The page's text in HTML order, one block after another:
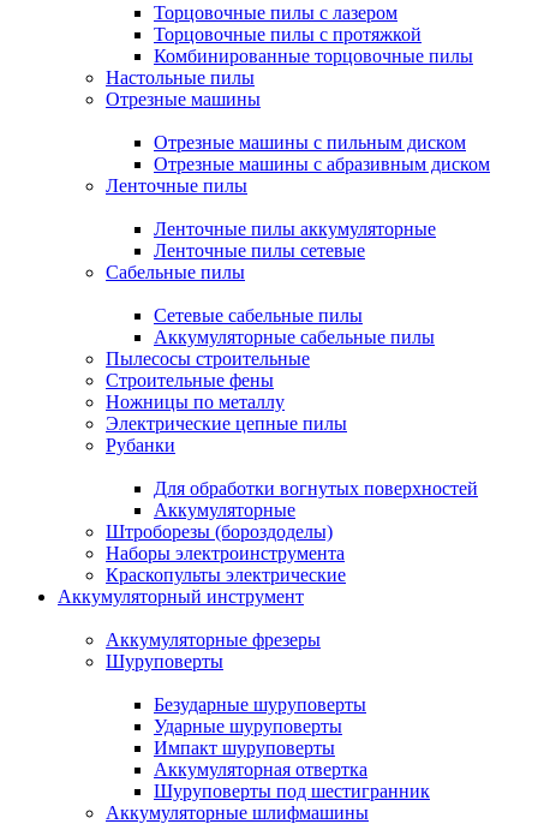
Торцовочные пилы с лазером
Торцовочные пилы с протяжкой
Комбинированные торцовочные пилы
Настольные пилы
Отрезные машины
Отрезные машины с пильным диском
Отрезные машины с абразивным диском
Ленточные пилы
Ленточные пилы аккумуляторные
Ленточные пилы сетевые
Сабельные пилы
Сетевые сабельные пилы
Аккумуляторные сабельные пилы
Пылесосы строительные
Строительные фены
Ножницы по металлу
Электрические цепные пилы
Рубанки
Для обработки вогнутых поверхностей
Аккумуляторные
Штроборезы (бороздоделы)
Наборы электроинструмента
Краскопульты электрические
Аккумуляторный инструмент
Аккумуляторные фрезеры
Шуруповерты
Безударные шуруповерты
Ударные шуруповерты
Импакт шуруповерты
Аккумуляторная отвертка
Шуруповерты под шестигранник
Аккумуляторные шлифмашины